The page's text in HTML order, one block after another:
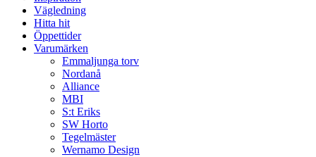
Vägledning
Hitta hit
Öppettider
Varumärken
Emmaljunga torv
Nordanå
Alliance
MBI
S:t Eriks
SW Horto
Tegelmäster
Wernamo Design